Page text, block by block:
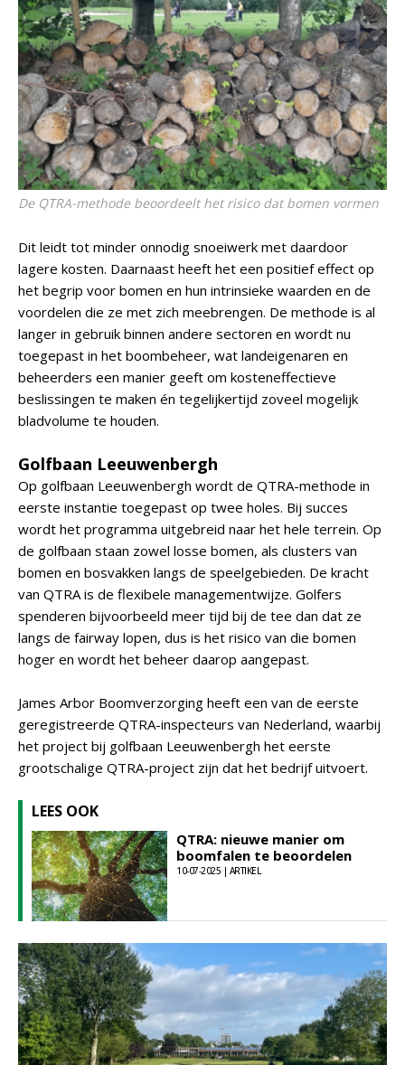
De QTRA-methode beoordeelt het risico dat bomen vormen
Dit leidt tot minder onnodig snoeiwerk met daardoor
lagere kosten. Daarnaast heeft het een positief effect op
het begrip voor bomen en hun intrinsieke waarden en de
voordelen die ze met zich meebrengen. De methode is al
langer in gebruik binnen andere sectoren en wordt nu
toegepast in het boombeheer, wat landeigenaren en
beheerders een manier geeft om kosteneffectieve
beslissingen te maken én tegelijkertijd zoveel mogelijk
bladvolume te houden.
Golfbaan Leeuwenbergh
Op golfbaan Leeuwenbergh wordt de QTRA-methode in
eerste instantie toegepast op twee holes. Bij succes
wordt het programma uitgebreid naar het hele terrein. Op
de golfbaan staan zowel losse bomen, als clusters van
bomen en bosvakken langs de speelgebieden. De kracht
van QTRA is de flexibele managementwijze. Golfers
spenderen bijvoorbeeld meer tijd bij de tee dan dat ze
langs de fairway lopen, dus is het risico van die bomen
hoger en wordt het beheer daarop aangepast.
James Arbor Boomverzorging heeft een van de eerste
geregistreerde QTRA-inspecteurs van Nederland, waarbij
het project bij golfbaan Leeuwenbergh het eerste
grootschalige QTRA-project zijn dat het bedrijf uitvoert.
LEES OOK
QTRA: nieuwe manier om
boomfalen te beoordelen
10-07-2025 | ARTIKEL